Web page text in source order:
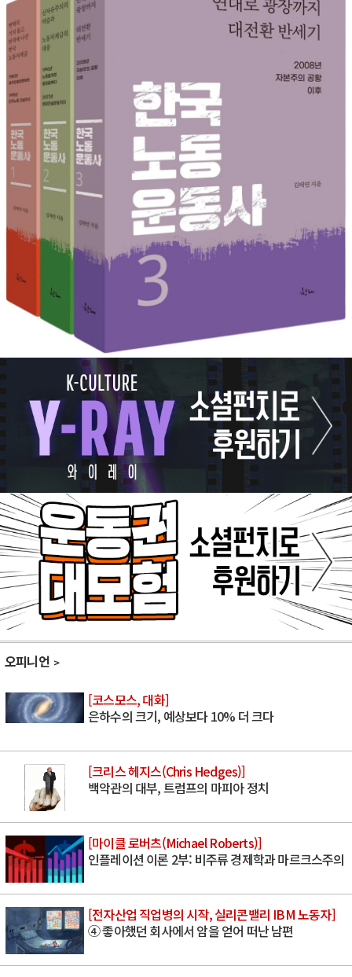
오피니언
[코스모스, 대화]
은하수의 크기, 예상보다 10% 더 크다
[크리스 헤지스(Chris Hedges)]
백악관의 대부, 트럼프의 마피아 정치
[마이클 로버츠(Michael Roberts)]
인플레이션 이론 2부: 비주류 경제학과 마르크스주의
[전자산업 직업병의 시작, 실리콘밸리 IBM 노동자]
④ 좋아했던 회사에서 암을 얻어 떠난 남편